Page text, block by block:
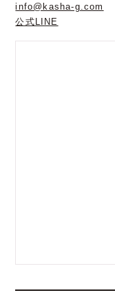
info@kasha-g.com
公式LINE